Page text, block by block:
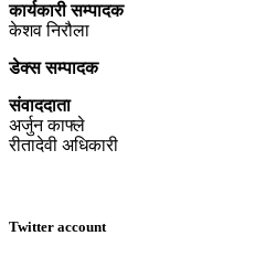
कार्यकारी सम्पादक
केशव निरौला
डेक्स सम्पादक
संवाददाता
अर्जुन काफ्ले
रीतादेवी अधिकारी
Twitter account